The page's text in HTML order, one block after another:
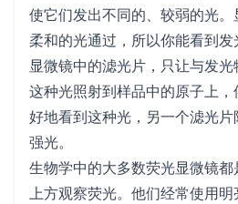
使它们发出不同的、较弱的光
柔和的光通过，所以你能看到发
显微镜中的滤光片，只让与发光
这种光照射到样品中的原子上
好地看到这种光，另一个滤光
强光。
生物学中的大多数荧光显微镜
上方观察荧光。他们经常使用